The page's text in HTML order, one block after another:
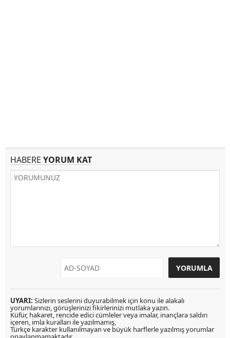
HABERE YORUM KAT
UYARI: Sizlerin seslerini duyurabilmek için konu ile alakalı
yorumlarınızı, görüşlerinizi fikirlerinizi mutlaka yazın.
Küfür, hakaret, rencide edici cümleler veya imalar, inançlara saldırı
içeren, imla kuralları ile yazılmamış,
Türkçe karakter kullanılmayan ve büyük harflerle yazılmış yorumlar